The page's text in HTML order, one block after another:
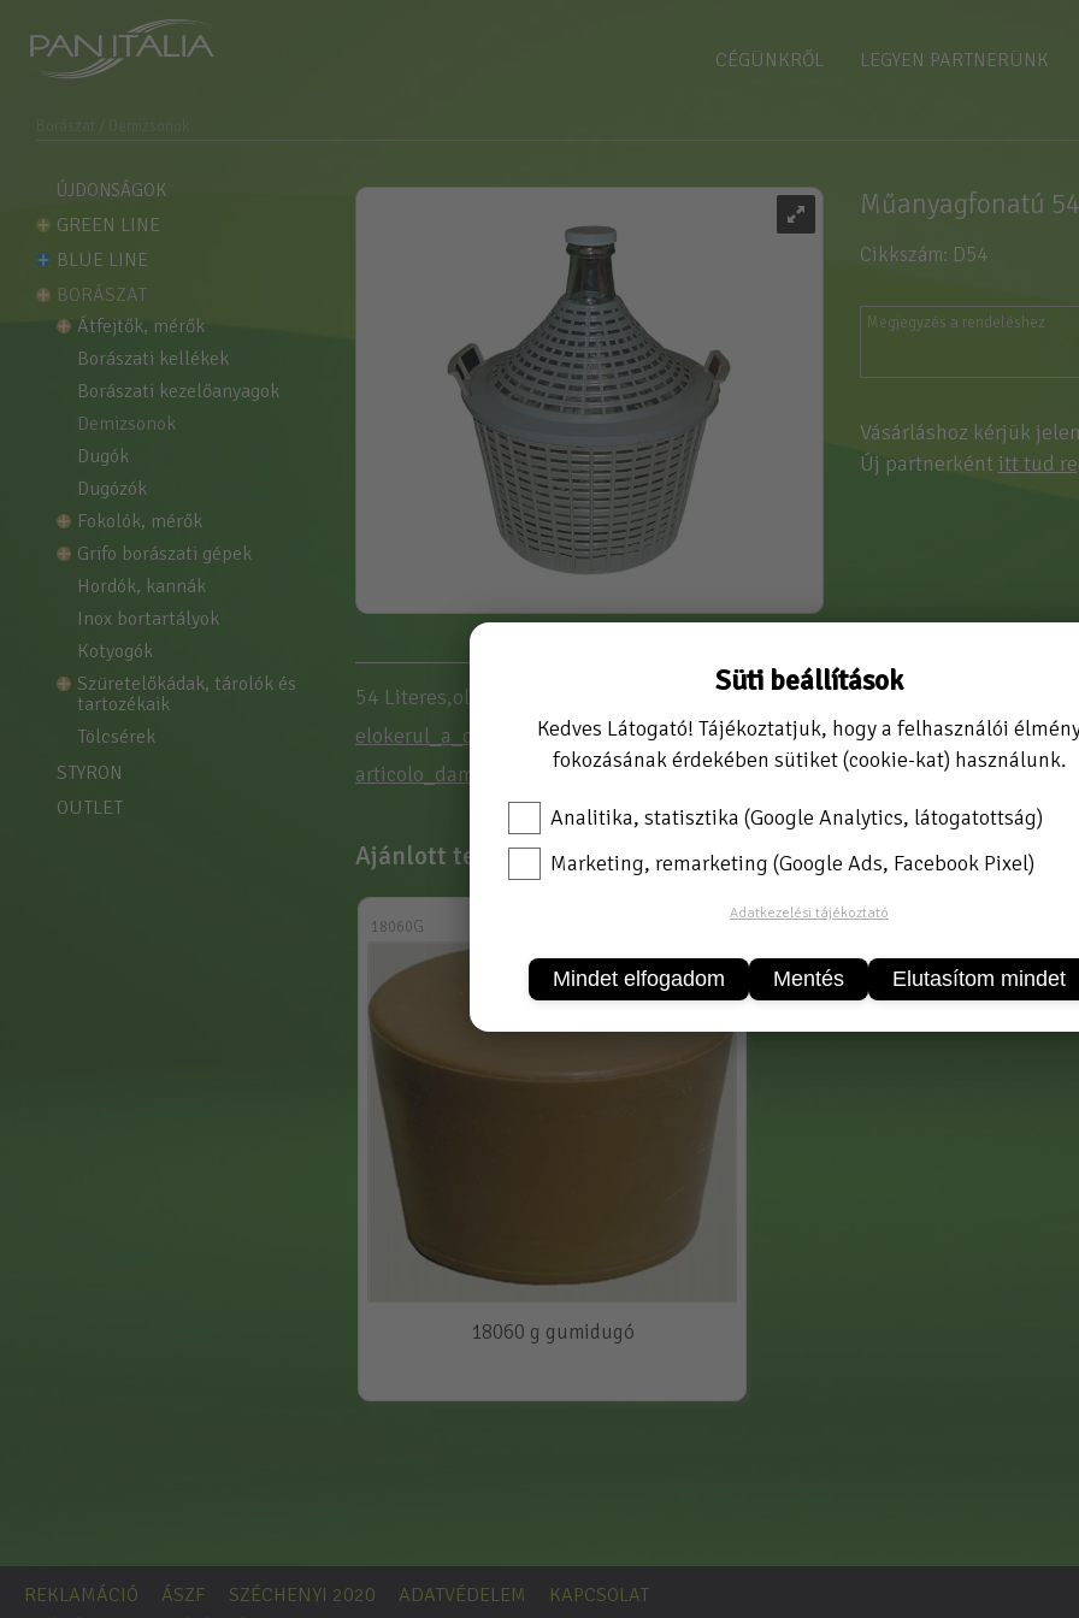
CÉGÜNKRŐL LEGYEN PARTNERÜNK
Műanyagfonatú
Cikkszám: D54
Vásárláshoz kérjük
Új partnerként itt tud
54 Literes,olasz, minőségi demizsonok.
elokerul_a_demizson.pdf
articolo_damigiana_54lt_gr_6200.pdf
Ajánlott termékek
18060G
18060 g gumidugó
ÚJDONSÁGOK
GREEN LINE
BLUE LINE
BORÁSZAT
átfejtők, mérők
borászati kellékek
borászati kezelőanyagok
demizsonok
dugók
dugózók
fokolók, mérők
grifo borászati gépek
hordók, kannák
inox bortartályok
kotyogók
szüretelőkádak, tárolók és
tartozékaik
tölcsérek
STYRON
OUTLET
REKLAMÁCIÓ ÁSZF SZÉCHENYI 2020 ADATVÉDELEM KAPCSOLAT
Süti beállítások
Kedves Látogató! Tájékoztatjuk, hogy a felhasználói
fokozásának érdekében sütiket (cookie-kat) használunk.
Analitika, statisztika (Google Analytics, látogatottság)
Marketing, remarketing (Google Ads, Facebook Pixel)
Adatkezelési tájékoztató
Mindet elfogadom Mentés Elutasítom mindet